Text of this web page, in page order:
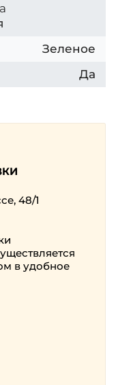
Зеленое
Да
48/1
в удобное